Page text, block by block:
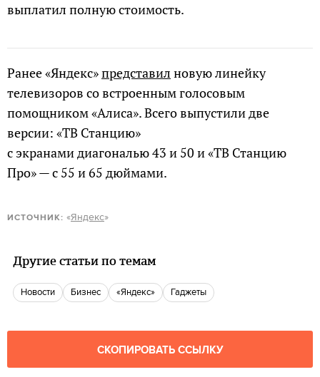
выплатил полную стоимость.
Ранее «Яндекс»представил новую линейку
телевизоров со встроенным голосовым
помощником «Алиса». Всего выпустили две
версии: «ТВ Станцию»
с экранами диагональю 43 и 50 и «ТВ Станцию
Про» — c 55 и 65 дюймами.
ИСТОЧНИК: «Яндекс»
Другие статьи по темам
новости бизнес «Яндекс» гаджеты
СКОПИРОВАТЬ ССЫЛКУ